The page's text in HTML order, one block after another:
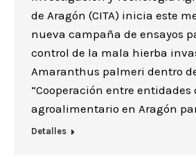
de Aragón (CITA) inicia este
nueva campaña de ensayos
control de la mala hierba
Amaranthus palmeri dentro
“Cooperación entre entidades
agroalimentario en Aragón
Detalles